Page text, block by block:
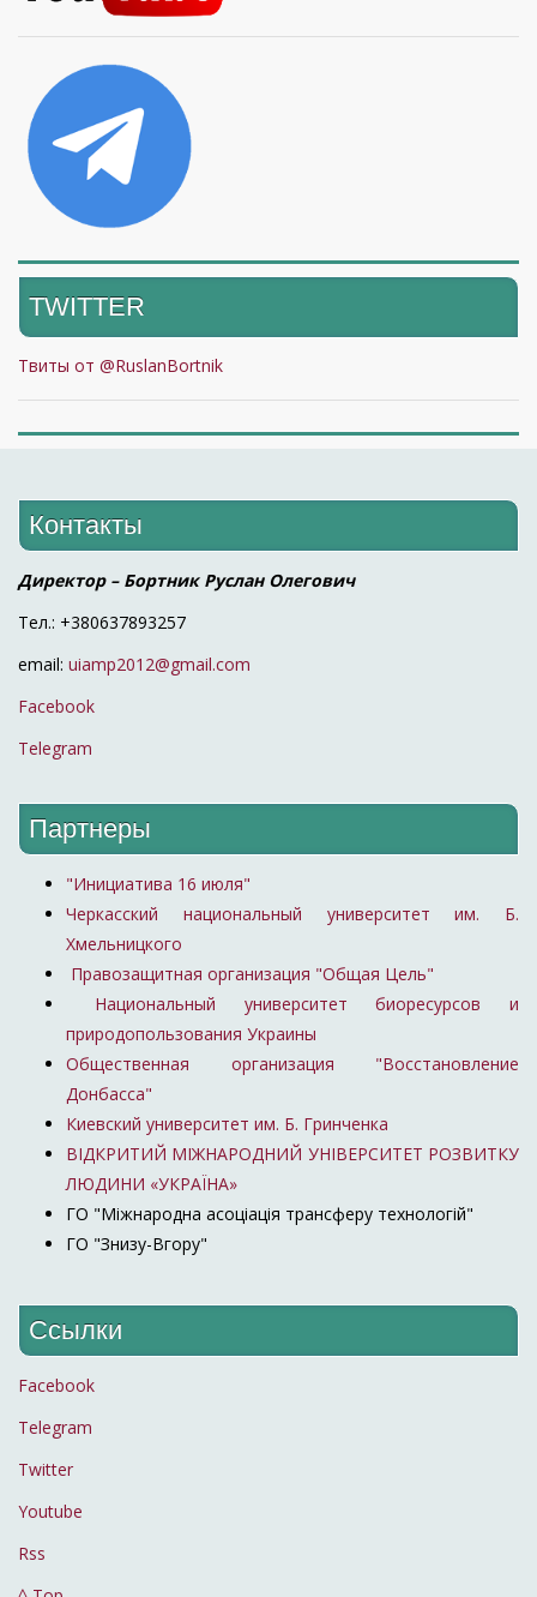
TWITTER
Твиты от @RuslanBortnik
Контакты
Директор – Бортник Руслан Олегович
Тел.: +380637893257
email: uiamp2012@gmail.com
Facebook
Telegram
Партнеры
"Инициатива 16 июля"
Черкасский национальный университет им. Б.
Хмельницкого
Правозащитная организация "Общая Цель"
Национальный университет биоресурсов и
природопользования Украины
Общественная организация "Восстановление
Донбасса"
Киевский университет им. Б. Гринченка
ВІДКРИТИЙ МІЖНАРОДНИЙ УНІВЕРСИТЕТ РОЗВИТКУ
ЛЮДИНИ «УКРАЇНА»
ГО "Міжнародна асоціація трансферу технологій"
ГО "Знизу-Вгору"
Ссылки
Facebook
Telegram
Twitter
Youtube
Rss